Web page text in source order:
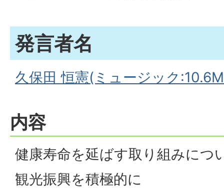
発言者名
久保田 恒憲(ミュージック
内容
健康寿命を延ばす取り組みにつ
観光振興を積極的に